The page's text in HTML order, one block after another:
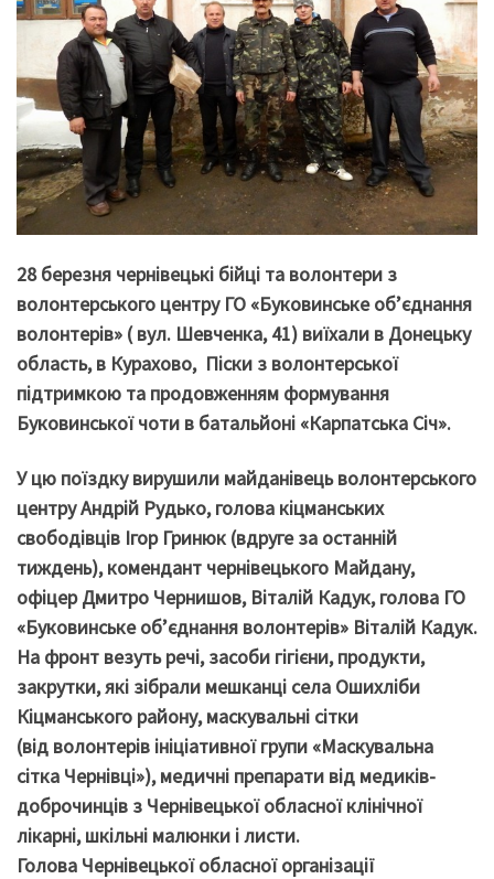
28 березня чернівецькі бійці та волонтери з
волонтерського центру ГО «Буковинське об’єднання
волонтерів» ( вул. Шевченка, 41) виїхали в Донецьку
область, в Курахово, Піски з волонтерської
підтримкою та продовженням формування
Буковинської чоти в батальйоні «Карпатська Січ».
У цю поїздку вирушили майданівець волонтерського
центру Андрій Рудько, голова кіцманських
свободівців Ігор Гринюк (вдруге за останній
тиждень), комендант чернівецького Майдану,
офіцер Дмитро Чернишов, Віталій Кадук, голова ГО
«Буковинське об’єднання волонтерів» Віталій Кадук.
На фронт везуть речі, засоби гігієни, продукти,
закрутки, які зібрали мешканці села Ошихліби
Кіцманського району, маскувальні сітки
(від волонтерів ініціативної групи «Маскувальна
сітка Чернівці»), медичні препарати від медиків-
доброчинців з Чернівецької обласної клінічної
лікарні, шкільні малюнки і листи.
Голова Чернівецької обласної організації